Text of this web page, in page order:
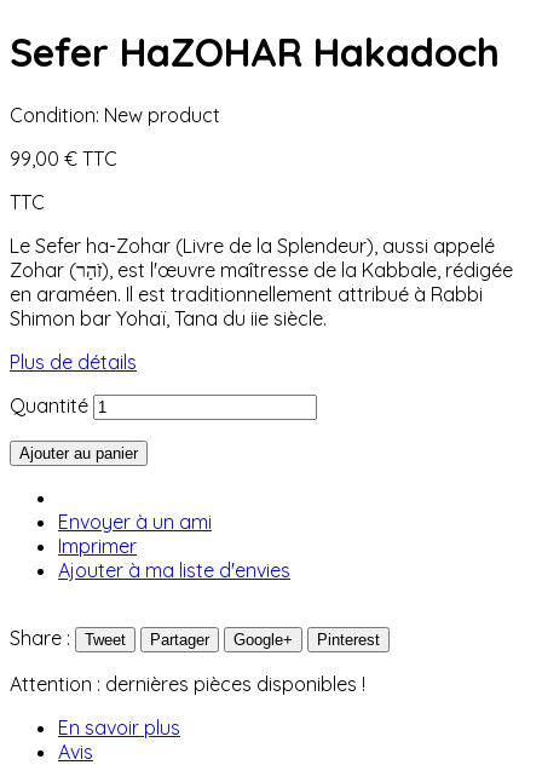
Sefer HaZOHAR Hakadoch
Condition: New product
99,00 € TTC
TTC
Le Sefer ha-Zohar (Livre de la Splendeur), aussi appelé
Zohar (זֹהַר), est l'œuvre maîtresse de la Kabbale, rédigée
en araméen. Il est traditionnellement attribué à Rabbi
Shimon bar Yohaï, Tana du iie siècle.
Plus de détails
Quantité
Ajouter au panier
Envoyer à un ami
Imprimer
Ajouter à ma liste d'envies
Share : Tweet Partager Google+ Pinterest
Attention : dernières pièces disponibles !
En savoir plus
Avis